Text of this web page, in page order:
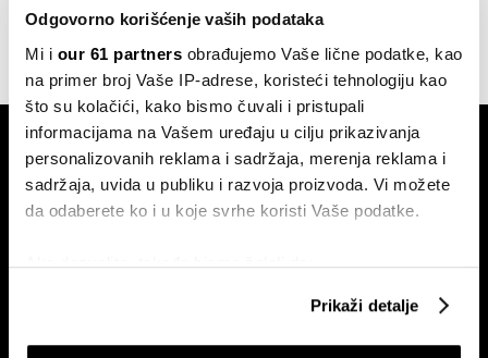
Odgovorno korišćenje vaših podataka
Mi i our 61 partners obrađujemo Vaše lične podatke, kao
na primer broj Vaše IP-adrese, koristeći tehnologiju kao
što su kolačići, kako bismo čuvali i pristupali
informacijama na Vašem uređaju u cilju prikazivanja
personalizovanih reklama i sadržaja, merenja reklama i
sadržaja, uvida u publiku i razvoja proizvoda. Vi možete
da odaberete ko i u koje svrhe koristi Vaše podatke.
Ako dozvolite, takođe bismo želeli da:
Identifikujte svoj uređaj tako što ćete ga aktivno
Prikaži detalje
09.11.2024
Pretplati se na